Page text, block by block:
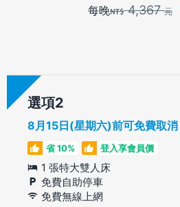
每晚 4,367元
選項
8月15日(星期六)前可免費取消
省 10% 登入享會員價
1 張特大雙人床
免費自助停車
免費無線上網